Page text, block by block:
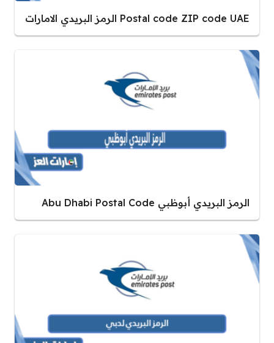
Postal code ZIP code UAE الرمز البريدي الامارات
الرمز البريدي أبوظبي Abu Dhabi Postal Code